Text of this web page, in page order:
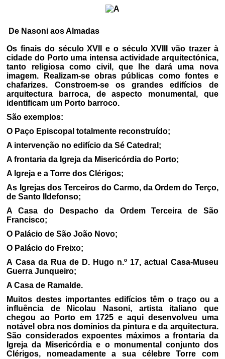
De Nasoni aos Almadas
Os finais do século XVII e o século XVIII vão trazer à
cidade do Porto uma intensa actividade arquitectónica,
tanto religiosa como civil, que lhe dará uma nova
imagem. Realizam-se obras públicas como fontes e
chafarizes. Constroem-se os grandes edifícios de
arquitectura barroca, de aspecto monumental, que
identificam um Porto barroco.
São exemplos:
O Paço Episcopal totalmente reconstruído;
A intervenção no edifício da Sé Catedral;
A frontaria da Igreja da Misericórdia do Porto;
A Igreja e a Torre dos Clérigos;
As Igrejas dos Terceiros do Carmo, da Ordem do Terço,
de Santo Ildefonso;
A Casa do Despacho da Ordem Terceira de São
Francisco;
O Palácio de São João Novo;
O Palácio do Freixo;
A Casa da Rua de D. Hugo n.º 17, actual Casa-Museu
Guerra Junqueiro;
A Casa de Ramalde.
Muitos destes importantes edifícios têm o traço ou a
influência de Nicolau Nasoni, artista italiano que
chegou ao Porto em 1725 e aqui desenvolveu uma
notável obra nos domínios da pintura e da arquitectura.
São considerados expoentes máximos a frontaria da
Igreja da Misericórdia e o monumental conjunto dos
Clérigos, nomeadamente a sua célebre Torre com